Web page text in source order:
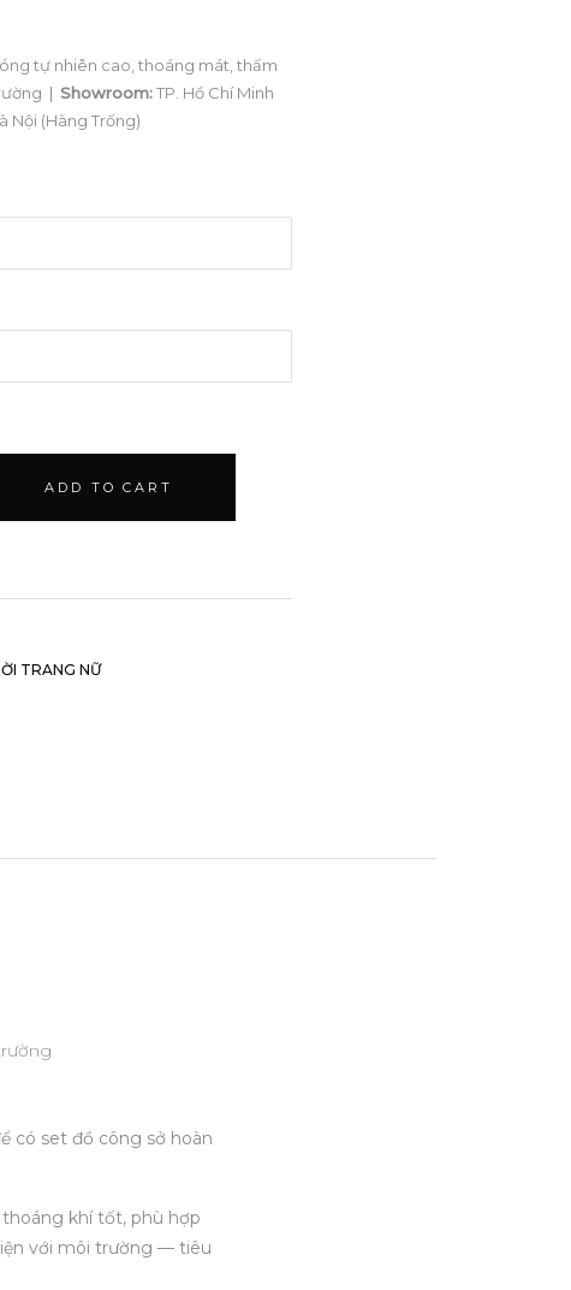
tự nhiên cao, thoáng mát, thấm
| Showroom:TP. Hồ Chí Minh
Nội (Hàng Trống)
ADD TO CART
TRANG NỮ
có set đồ công sở hoàn
khí tốt, phù hợp
với môi trường — tiêu